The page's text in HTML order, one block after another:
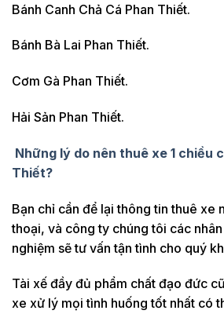
Bánh Canh Chả Cá Phan Thiết.
Bánh Bà Lai Phan Thiết.
Cơm Gà Phan Thiết.
Hải Sản Phan Thiết.
Những lý do nên thuê xe 1 chiều
Thiết?
Bạn chỉ cần để lại thông tin thuê xe
thoại, và công ty chúng tôi các
nghiệm sẽ tư vấn tận tình cho quý
Tài xế đầy đủ phẩm chất đạo đức
xe xử lý mọi tình huống tốt nhất có